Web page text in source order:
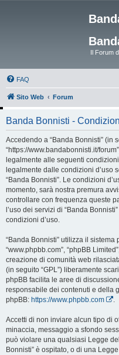
Il Forum
FAQ
Sito Web Forum
Banda Bonnisti -
Accedendo a “Banda Bonnisti” (in
“https://www.bandabonnisti.it/
legalmente alle seguenti
legalmente dalle condizioni d’uso
“Banda Bonnisti”. Le condizioni
momento, sarà nostra premura
controllare con frequenza queste
l’uso dei servizi di “Banda
condizioni d’uso.
“Banda Bonnisti” utilizza il sistema
“www.phpbb.com”, “phpBB
creazione di comunità web
(in seguito “GPL”) liberamente
phpBB facilita le aree di
responsabile dei contenuti e della
phpBB: https://www.phpbb.com .
Accetti di non inviare alcun tipo di
minaccia, messaggio a sfondo
può violare una qualsiasi Legge
Bonnisti” è ospitato, o di una